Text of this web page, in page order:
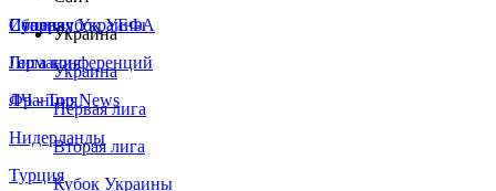
Сборная Украины
Италия
Германия
Франция
Нидерланды
Турция
Суперкубок УЕФА
Лига конференций
ЛЧ - Top News
Украина
Украина
Первая лига
Вторая лига
Кубок Украины